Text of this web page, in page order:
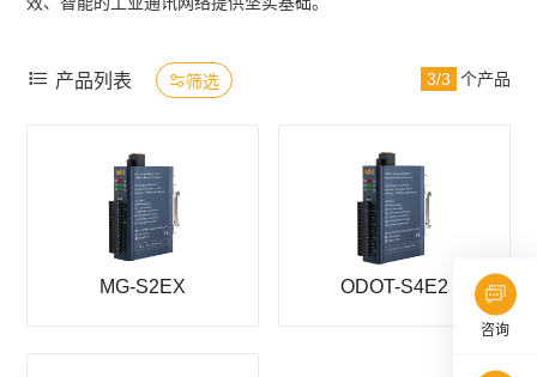
咨询
 产品列表 筛选 3/3 个产品
MG-S2EX ODOT-S4E2